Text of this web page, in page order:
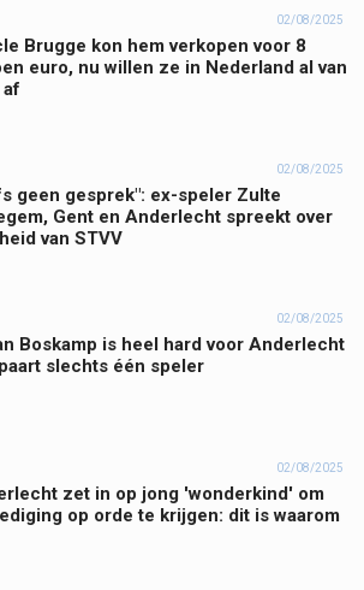
02/08/2025
Brugge kon hem verkopen voor 8
euro, nu willen ze in Nederland al van
af
02/08/2025
geen gesprek": ex-speler Zulte
Gent en Anderlecht spreekt over
van STVV
02/08/2025
Boskamp is heel hard voor Anderlecht
slechts één speler
02/08/2025
zet in op jong 'wonderkind' om
op orde te krijgen: dit is waarom